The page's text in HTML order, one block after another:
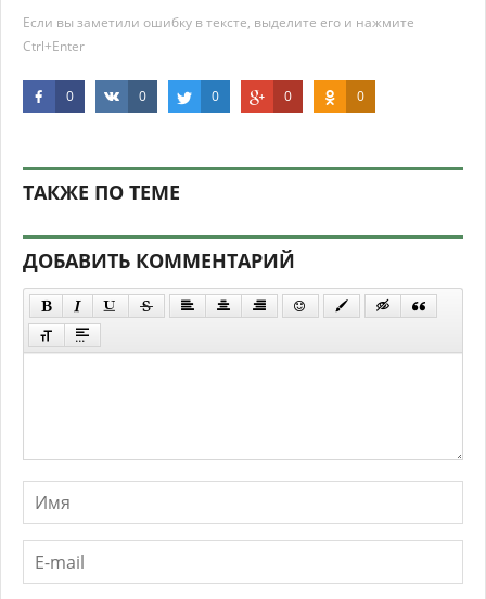
Если вы заметили ошибку в тексте, выделите его и нажмите
Ctrl+Enter
0 0 0 0 0
ТАКЖЕ ПО ТЕМЕ
ДОБАВИТЬ КОММЕНТАРИЙ